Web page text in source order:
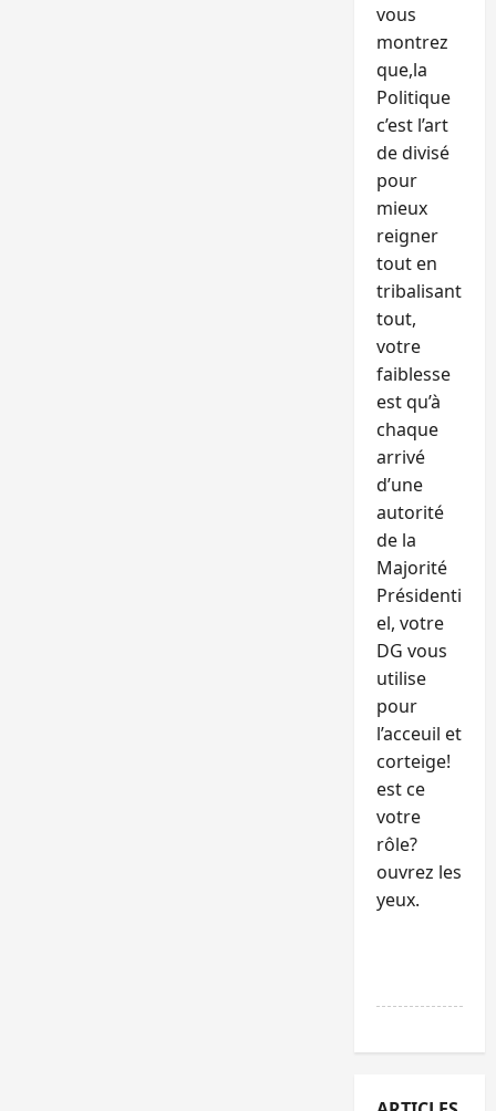
vous
montrez
que,la
Politique
c’est l’art
de divisé
pour
mieux
reigner
tout en
tribalisant
tout,
votre
faiblesse
est qu’à
chaque
arrivé
d’une
autorité
de la
Majorité
Présidenti
el, votre
DG vous
utilise
pour
l’acceuil et
corteige!
est ce
votre
rôle?
ouvrez les
yeux.